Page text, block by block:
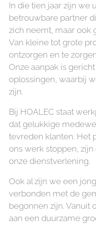
In die tien jaar zijn we
betrouwbare partner
zich neemt, maar ook
Van kleine tot grote
ontzorgen en te
Onze aanpak is
oplossingen, waarbij
zijn.
Bij HOALEC staat
dat gelukkige
tevreden klanten. Het
ons werk stoppen,
onze dienstverlening.
Ook al zijn we een
verbonden met de
begonnen zijn. Vanuit
aan een duurzame